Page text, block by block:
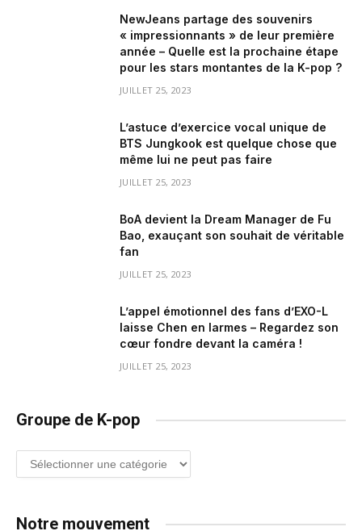
NewJeans partage des souvenirs
« impressionnants » de leur première
année – Quelle est la prochaine étape
pour les stars montantes de la K-pop ?
JUILLET 25, 2023
L’astuce d’exercice vocal unique de
BTS Jungkook est quelque chose que
même lui ne peut pas faire
JUILLET 25, 2023
BoA devient la Dream Manager de Fu
Bao, exauçant son souhait de véritable
fan
JUILLET 25, 2023
L’appel émotionnel des fans d’EXO-L
laisse Chen en larmes – Regardez son
cœur fondre devant la caméra !
JUILLET 25, 2023
Groupe de K-pop
Groupe
de
Notre mouvement